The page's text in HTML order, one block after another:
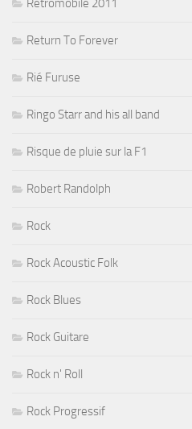
Rétromobile 2011
Return To Forever
Rié Furuse
Ringo Starr and his all band
Risque de pluie sur la F1
Robert Randolph
Rock
Rock Acoustic Folk
Rock Blues
Rock Guitare
Rock n' Roll
Rock Progressif